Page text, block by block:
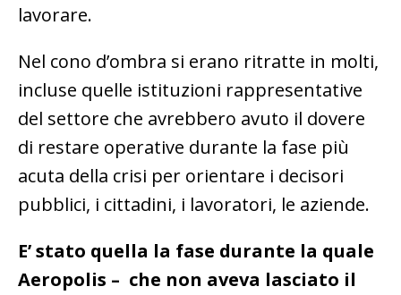
lavorare.
Nel cono d’ombra si erano ritratte in molti,
incluse quelle istituzioni rappresentative
del settore che avrebbero avuto il dovere
di restare operative durante la fase più
acuta della crisi per orientare i decisori
pubblici, i cittadini, i lavoratori, le aziende.
E’ stato quella la fase durante la quale
Aeropolis – che non aveva lasciato il